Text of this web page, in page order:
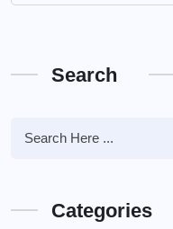
Search
Categories